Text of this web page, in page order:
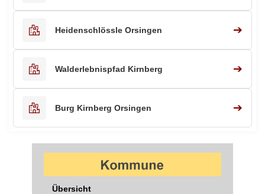
Heidenschlössle Orsingen ➔
Walderlebnispfad Kirnberg ➔
Burg Kirnberg Orsingen ➔
Übersicht